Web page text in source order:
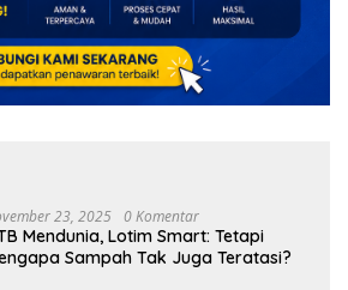
23, 2025 0 Komentar
Mendunia, Lotim Smart: Tetapi
Sampah Tak Juga Teratasi?